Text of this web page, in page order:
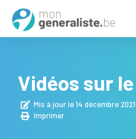
Vidéos sur
Mis à jour le 14 décembre 2021
Imprimer